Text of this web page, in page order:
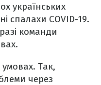
українських
спалахи COVID-19.
команди
Так,
через